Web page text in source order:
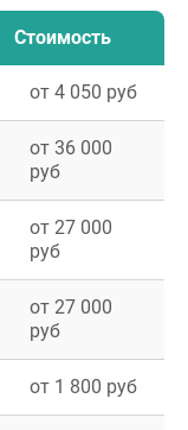
Стоимость
от 4 050 руб
от 36 000
руб
от 27 000
руб
от 27 000
руб
от 1 800 руб